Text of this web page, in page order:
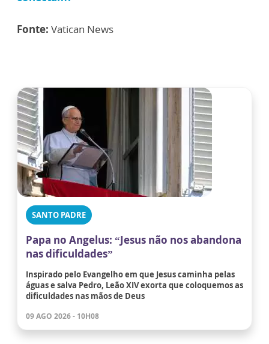
Fonte: Vatican News
SANTO PADRE
Papa no Angelus: “Jesus não nos abandona
nas dificuldades”
Inspirado pelo Evangelho em que Jesus caminha pelas
águas e salva Pedro, Leão XIV exorta que coloquemos as
dificuldades nas mãos de Deus
09 AGO 2026 - 10H08